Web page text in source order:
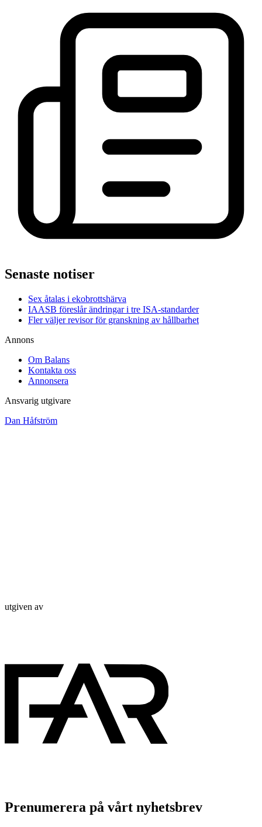
Senaste notiser
Sex åtalas i ekobrottshärva
IAASB föreslår ändringar i tre ISA-standarder
Fler väljer revisor för granskning av hållbarhet
Annons
Om Balans
Kontakta oss
Annonsera
Ansvarig utgivare
Dan Håfström
utgiven av
Prenumerera på vårt nyhetsbrev